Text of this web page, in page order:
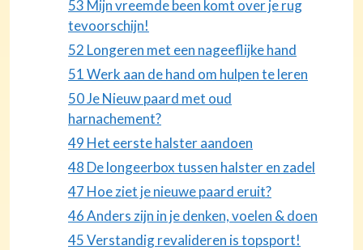
53 Mijn vreemde been komt over je rug
tevoorschijn!
52 Longeren met een nageeflijke hand
51 Werk aan de hand om hulpen te leren
50 Je Nieuw paard met oud
harnachement?
49 Het eerste halster aandoen
48 De longeerbox tussen halster en zadel
47 Hoe ziet je nieuwe paard eruit?
46 Anders zijn in je denken, voelen & doen
45 Verstandig revalideren is topsport!